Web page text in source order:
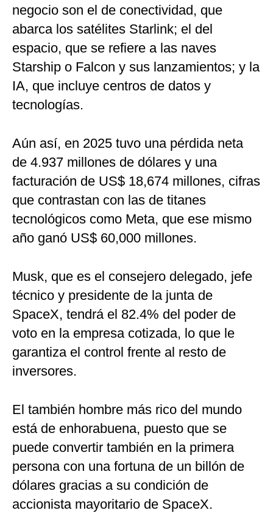
negocio son el de conectividad, que
abarca los satélites Starlink; el del
espacio, que se refiere a las naves
Starship o Falcon y sus lanzamientos; y la
IA, que incluye centros de datos y
tecnologías.
Aún así, en 2025 tuvo una pérdida neta
de 4.937 millones de dólares y una
facturación de US$ 18,674 millones, cifras
que contrastan con las de titanes
tecnológicos como Meta, que ese mismo
año ganó US$ 60,000 millones.
Musk, que es el consejero delegado, jefe
técnico y presidente de la junta de
SpaceX, tendrá el 82.4% del poder de
voto en la empresa cotizada, lo que le
garantiza el control frente al resto de
inversores.
El también hombre más rico del mundo
está de enhorabuena, puesto que se
puede convertir también en la primera
persona con una fortuna de un billón de
dólares gracias a su condición de
accionista mayoritario de SpaceX.